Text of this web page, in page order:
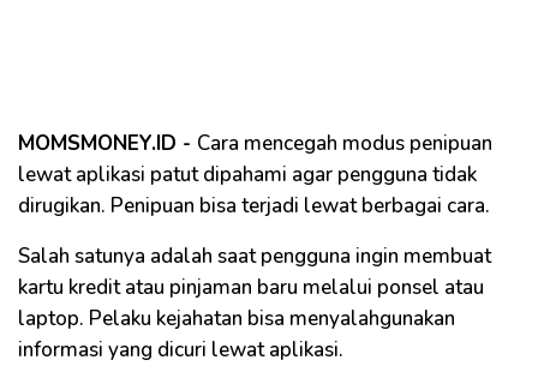
MOMSMONEY.ID - Cara mencegah modus penipuan
lewat aplikasi patut dipahami agar pengguna tidak
dirugikan. Penipuan bisa terjadi lewat berbagai cara.
Salah satunya adalah saat pengguna ingin membuat
kartu kredit atau pinjaman baru melalui ponsel atau
laptop. Pelaku kejahatan bisa menyalahgunakan
informasi yang dicuri lewat aplikasi.